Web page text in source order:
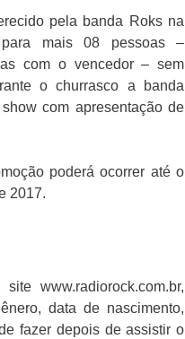
pela banda Roks na
mais 08 pessoas –
com o vencedor – sem
o churrasco a banda
com apresentação de
poderá ocorrer até o
2017.
www.radiorock.com.br,
data de nascimento,
fazer depois de assistir o